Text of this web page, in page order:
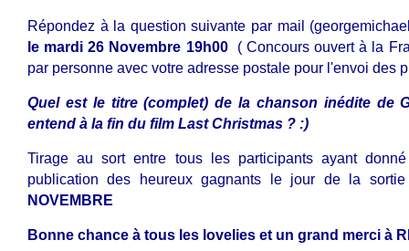
Répondez à la question suivante par mail
le mardi 26 Novembre 19h00
( Concours ouvert à la
par personne avec votre adresse postale pour l'envoi des
Quel est le titre (complet) de la chanson inédite de
entend à la fin du film Last Christmas ? :)
Tirage au sort entre tous les participants ayant
publication des heureux gagnants le jour de la
NOVEMBRE
Bonne chance à tous les lovelies et un grand merci à